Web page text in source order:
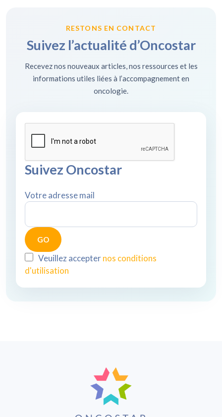
RESTONS EN CONTACT
Suivez l’actualité d’Oncostar
Recevez nos nouveaux articles, nos ressources et les
informations utiles liées à l’accompagnement en
oncologie.
Suivez Oncostar
Votre adresse mail
Veuillez accepternos conditions
d'utilisation